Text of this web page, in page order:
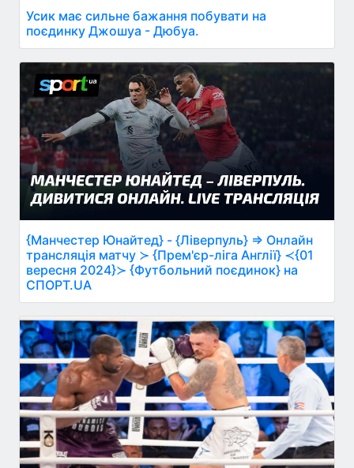
Усик має сильне бажання побувати на
поєдинку Джошуа - Дюбуа.
{Манчестер Юнайтед} - {Ліверпуль} ⇒ Онлайн
трансляція матчу ≻ {Прем'єр-ліга Англії} ≺{01
вересня 2024}≻ {Футбольний поєдинок} на
СПОРТ.UA